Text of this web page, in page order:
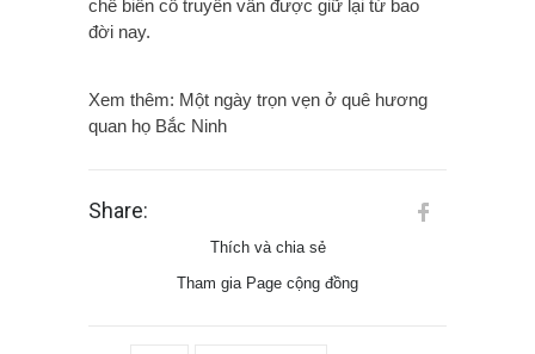
chế biến cổ truyền vẫn được giữ lại từ bao
đời nay.
Xem thêm: Một ngày trọn vẹn ở quê hương
quan họ Bắc Ninh
Share:
Thích và chia sẻ
Tham gia Page cộng đồng